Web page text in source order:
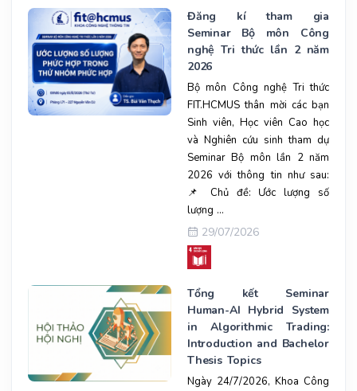
Đăng kí tham gia
Seminar Bộ môn Công
nghệ Tri thức lần 2 năm
2026
Bộ môn Công nghệ Tri thức
FIT.HCMUS thân mời các bạn
Sinh viên, Học viên Cao học
và Nghiên cứu sinh tham dự
Seminar Bộ môn lần 2 năm
2026 với thông tin như sau:
📌 Chủ đề: Ước lượng số
lượng ...
29/07/2026
Tổng kết Seminar
Human-AI Hybrid System
in Algorithmic Trading:
Introduction and Bachelor
Thesis Topics
Ngày 24/7/2026, Khoa Công